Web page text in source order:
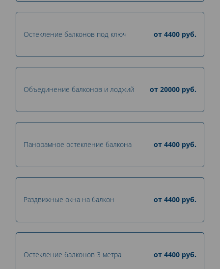
Остекление балконов под ключ от 4400 руб.
Объединение балконов и лоджий от 20000 руб.
Панорамное остекление балкона от 4400 руб.
Раздвижные окна на балкон от 4400 руб.
Остекление балконов 3 метра от 4400 руб.